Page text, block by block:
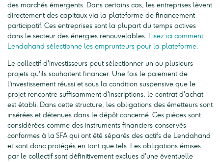
des marchés émergents. Dans certains cas, les entreprises lèvent
directement des capitaux via la plateforme de financement
participatif. Ces entreprises sont la plupart du temps actives
dans le secteur des énergies renouvelables. Lisez ici comment
Lendahand sélectionne les emprunteurs pour la plateforme.
Le collectif d'investisseurs peut sélectionner un ou plusieurs
projets qu'ils souhaitent financer. Une fois le paiement de
l'investissement réussi et sous la condition suspensive que le
projet rencontre suffisamment d'inscriptions, le contrat d'achat
est établi. Dans cette structure, les obligations des émetteurs sont
insérées et détenues dans le dépôt concerné. Ces pièces sont
considérées comme des instruments financiers conservés
conformes à la SFA qui ont été séparés des actifs de Lendahand
et sont donc protégés en tant que tels. Les obligations émises
par le collectif sont définitivement exclues d'une éventuelle